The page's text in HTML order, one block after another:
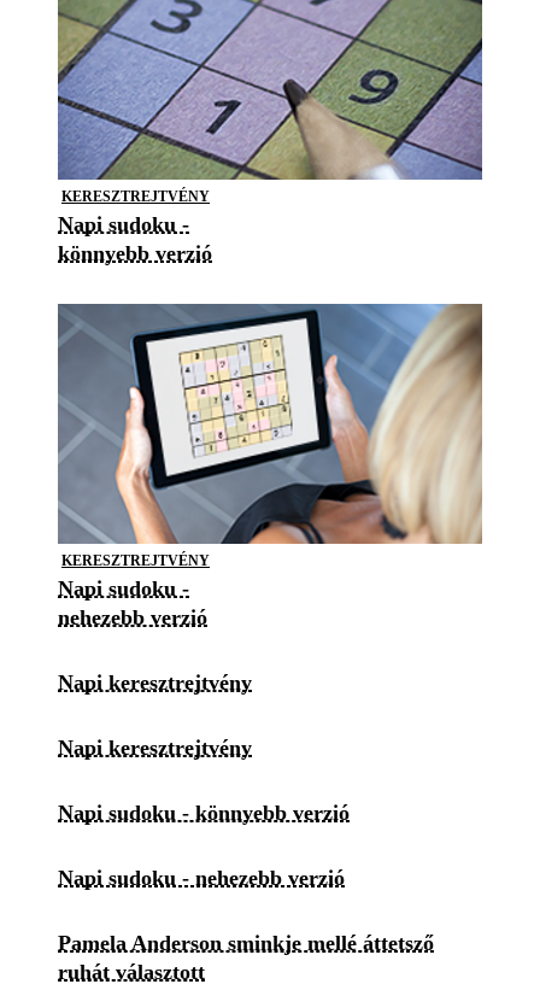
KERESZTREJTVÉNY
Napi sudoku -
könnyebb verzió
KERESZTREJTVÉNY
Napi sudoku -
nehezebb verzió
Napi keresztrejtvény
Napi keresztrejtvény
Napi sudoku - könnyebb verzió
Napi sudoku - nehezebb verzió
Pamela Anderson sminkje mellé áttetsző
ruhát választott